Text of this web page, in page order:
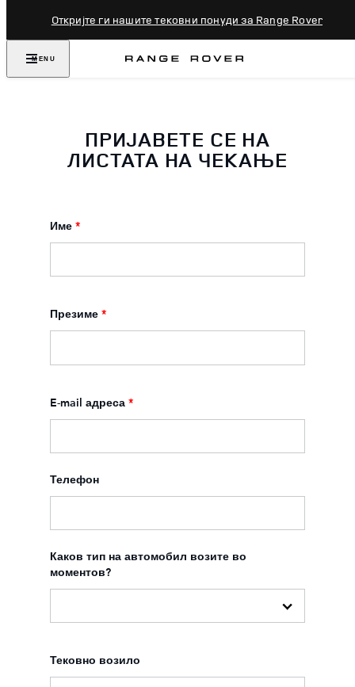
Откријте ги нашите тековни понуди за Range Rover
MENU
ПРИЈАВЕТЕ СЕ НА
ЛИСТАТА НА ЧЕКАЊЕ
Име *
Презиме *
E-mail адреса *
Телефон
Каков тип на автомобил возите во
моментов?
Тековно возило